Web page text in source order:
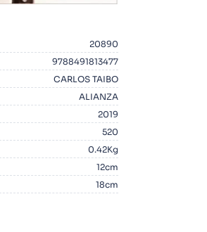
20890
9788491813477
CARLOS TAIBO
ALIANZA
2019
520
0.42Kg
12cm
18cm